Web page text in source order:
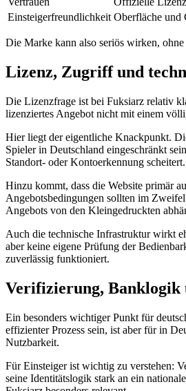
Einsteigerfreundlichkeit Oberfläche und
Die Marke kann also seriös wirken,
Lizenz, Zugriff und
Die Lizenzfrage ist bei Fuksiarz relativ
lizenziertes Angebot nicht mit einem
Hier liegt der eigentliche Knackpunkt.
Spieler in Deutschland eingeschränkt
Standort- oder Kontoerkennung scheitert.
Hinzu kommt, dass die Website primär
Angebotsbedingungen sollten im
Angebots von den Kleingedruckten
Auch die technische Infrastruktur wirkt
aber keine eigene Prüfung der
zuverlässig funktioniert.
Verifizierung, Banklogik
Ein besonders wichtiger Punkt für
effizienter Prozess sein, ist aber für in
Nutzbarkeit.
Für Einsteiger ist wichtig zu verstehen:
seine Identitätslogik stark an ein